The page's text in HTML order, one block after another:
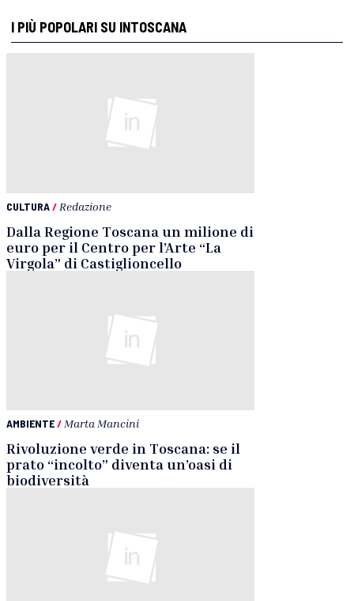
I PIÙ POPOLARI SU INTOSCANA
CULTURA/ Redazione
Dalla Regione Toscana un milione di
euro per il Centro per l’Arte “La
Virgola” di Castiglioncello
AMBIENTE/ Marta Mancini
Rivoluzione verde in Toscana: se il
prato “incolto” diventa un’oasi di
biodiversità